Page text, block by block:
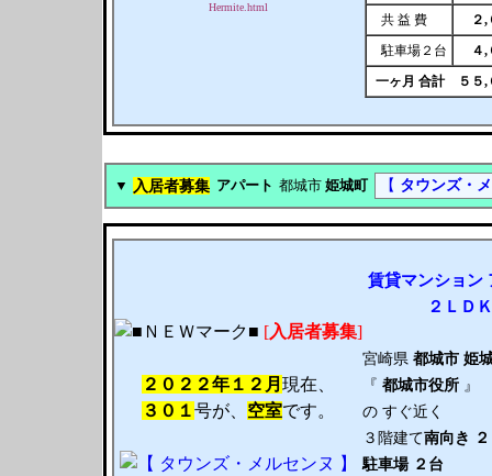
Hermite.html
共 益 費
２
駐車場２台
４,
一ヶ月 合計
５５
▼ 入居者募集 アパート 都城市 姫城町 【 タウンズ・
[入居者募集]
２０２２年１２月現在、
３０１号が、 空室です。
賃貸マンション
２ＬＤ
宮崎県都城市 姫
『都城市役所 』
の すぐ近く
３階建て南向き
駐車場 ２台